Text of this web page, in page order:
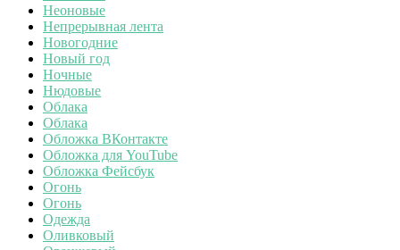
Неоновые
Непрерывная лента
Новогодние
Новый год
Ночные
Нюдовые
Облака
Облака
Обложка ВКонтакте
Обложка для YouTube
Обложка Фейсбук
Огонь
Огонь
Одежда
Оливковый